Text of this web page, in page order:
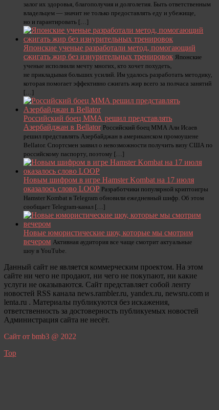
залог их здоровья, благополучия и долголетия. Быть ответственным
владельцем — значит не только предоставлять еду и убежище,
но и гарантировать […]
Японские ученые разработали метод, помогающий
сжигать жир без изнурительных тренировок Японские
ученые исполнили мечту многих, кто хочет похудеть,
не прикладывая больших усилий. Им удалось разработать методику,
которая помогает эффективно сжигать жир всего за полчаса занятий
[…]
Российский боец ММА решил представлять
Азербайджан в Bellator Российский боец MMА Али Исаев
решил представлять Азербайджан в американском промоушене
Bellator. Спортсмен заявил о невозможности получить визу США по
российскому паспорту, поэтому […]
Новым шифром в игре Hamster Kombat на 17 июля
оказалось слово LOOP Разработчики популярной криптоигры
Hamster Kombat в Telegram обновили ежедневный шифр. Об этом
сообщает Telegram-канал […]
Новые юмористические шоу, которые мы смотрим
вечером Активная аудитория все чаще смотрит актуальные
шоу в YouTube.
Данный сайт не является коммерческим проектом. На этом
сайте ни чего не продают, ни чего не покупают, ни какие
услуги не оказываются. Сайт представляет собой ленту
новостей RSS канала news.rambler.ru, yandex.ru, newsru.com и
lenta.ru . Материалы публикуются без искажения,
ответственность за достоверность публикуемых новостей
Администрация сайта не несёт.
Сайт от bmb3 @ 2022
Top